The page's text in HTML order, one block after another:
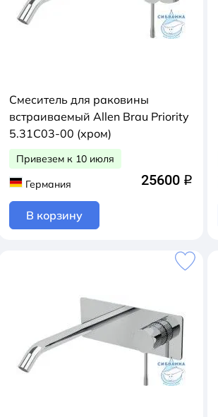
Смеситель для раковины
встраиваемый Allen Brau Priority
5.31C03-00 (хром)
Привезем к 10 июля
Германия
25600 q
В корзину